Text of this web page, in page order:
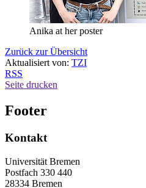
Anika at her poster
Zurück zur Übersicht
Aktualisiert von: TZI
RSS
Seite drucken
Footer
Kontakt
Universität Bremen
Postfach 330 440
28334 Bremen